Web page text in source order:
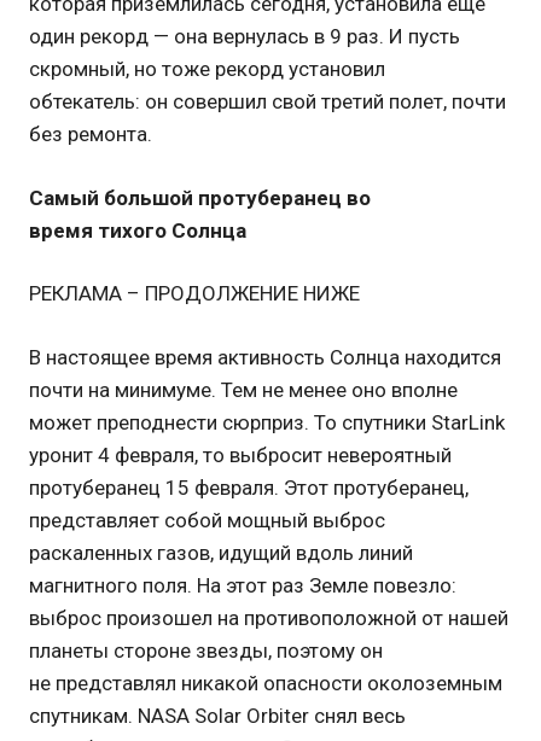
один рекорд — она вернулась в 9 раз. И пусть
скромный, но тоже рекорд установил
обтекатель: он совершил свой третий полет, почти
без ремонта.
Самый большой протуберанец во
время тихого Солнца
РЕКЛАМА – ПРОДОЛЖЕНИЕ НИЖЕ
В настоящее время активность Солнца находится
почти на минимуме. Тем не менее оно вполне
может преподнести сюрприз. То спутники StarLink
уронит 4 февраля, то выбросит невероятный
протуберанец 15 февраля. Этот протуберанец,
представляет собой мощный выброс
раскаленных газов, идущий вдоль линий
магнитного поля. На этот раз Земле повезло:
выброс произошел на противоположной от нашей
планеты стороне звезды, поэтому он
не представлял никакой опасности околоземным
спутникам. NASA Solar Orbiter снял весь